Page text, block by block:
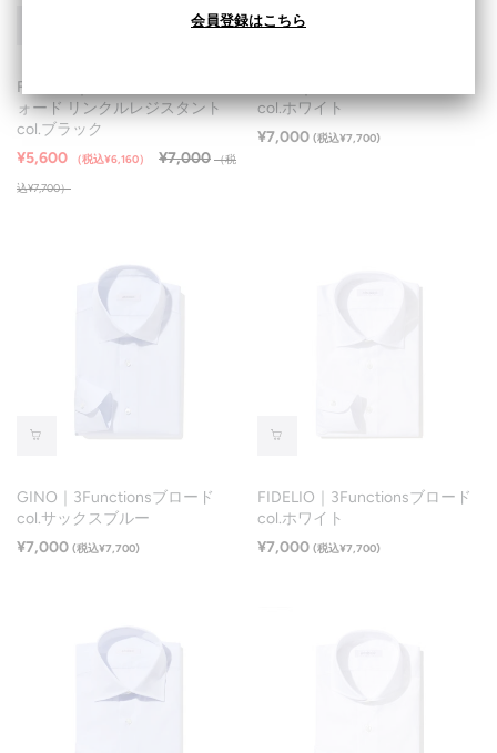
FIDELIO｜ロイヤルオックスフ
ォード リンクルレジスタント
col.ブラック
¥5,600
（税込¥6,160） ¥7,000 （税
込¥7,700）
col.ホワイト
¥7,000 (税込¥7,700)
GINO｜3Functionsブロード
col.サックスブルー
¥7,000 (税込¥7,700)
FIDELIO｜3Functionsブロード
col.ホワイト
¥7,000 (税込¥7,700)
会員登録はこちら